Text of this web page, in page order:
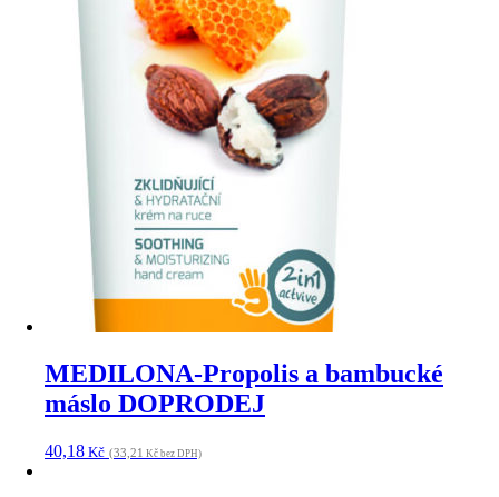
MEDILONA-Propolis a bambucké
máslo DOPRODEJ
40,18 Kč (33,21 Kč bez DPH)